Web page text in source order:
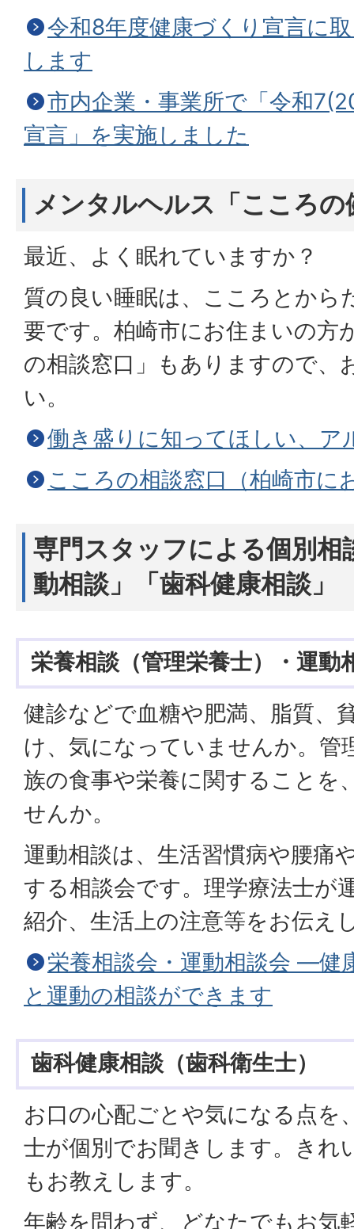
令和8年度健康づくり宣言に
します
市内企業・事業所で「令和
宣言」を実施しました
メンタルヘルス「こころの
最近、よく眠れていますか？
質の良い睡眠は、こころとから
要です。柏崎市にお住まいの方
の相談窓口」もありますので、
い。
働き盛りに知ってほしい、ア
こころの相談窓口（柏崎市に
専門スタッフによる個別相
動相談」「歯科健康相談」
栄養相談（管理栄養士）・運動
健診などで血糖や肥満、脂質、
け、気になっていませんか。管
族の食事や栄養に関することを
せんか。
運動相談は、生活習慣病や腰痛
する相談会です。理学療法士が
紹介、生活上の注意等をお伝え
栄養相談会・運動相談会 ―健
と運動の相談ができます
歯科健康相談（歯科衛生士）
お口の心配ごとや気になる点を
士が個別でお聞きします。きれ
もお教えします。
年齢を問わず、どなたでもお気